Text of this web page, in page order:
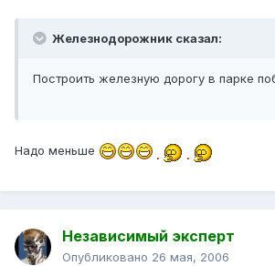
Железнодорожник сказал:
Построить железную дорогу в парке
Надо меньше
Независимый эксперт
Опубликовано 26 мая, 2006